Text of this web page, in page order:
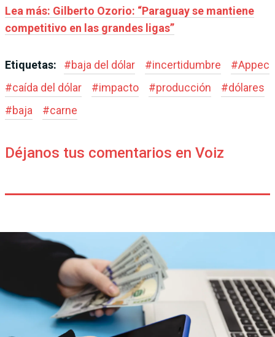
Lea más: Gilberto Ozorio: “Paraguay se mantiene
competitivo en las grandes ligas”
Etiquetas: #baja del dólar #incertidumbre #Appec
#caída del dólar #impacto #producción #dólares
#baja #carne
Déjanos tus comentarios en Voiz